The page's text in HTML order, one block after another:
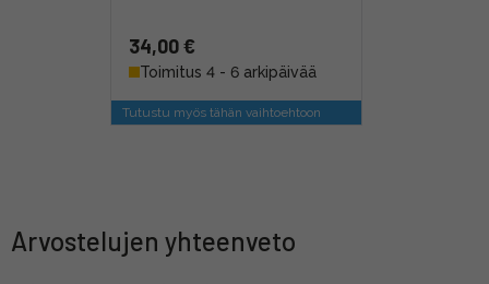
34,00 €
Toimitus 4 - 6 arkipäivää
Tutustu myös tähän vaihtoehtoon
Arvostelujen yhteenveto